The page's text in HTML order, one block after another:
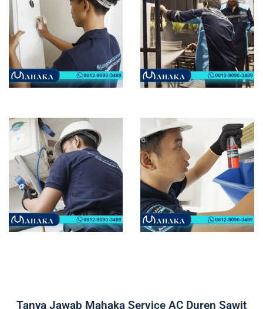
Tanya Jawab Mahaka Service AC Duren Sawit